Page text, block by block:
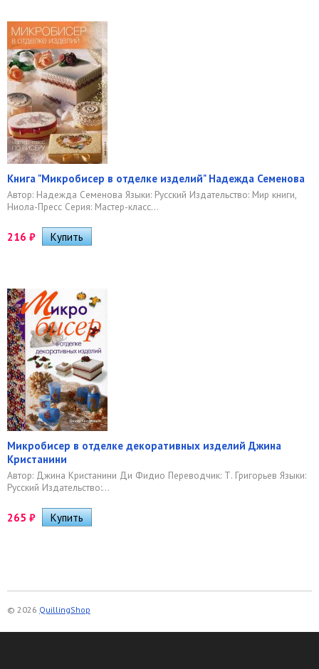
Книга "Микробисер в отделке изделий" Надежда Семенова
Автор: Надежда Семенова Языки: Русский Издательство: Мир книги,
Ниола-Пресс Серия: Мастер-класс...
216 ₽
Микробисер в отделке декоративных изделий Джина
Кристанини
Автор: Джина Кристанини Ди Фидио Переводчик: Т. Григорьев Языки:
Русский Издательство:...
265 ₽
© 2026 QuillingShop